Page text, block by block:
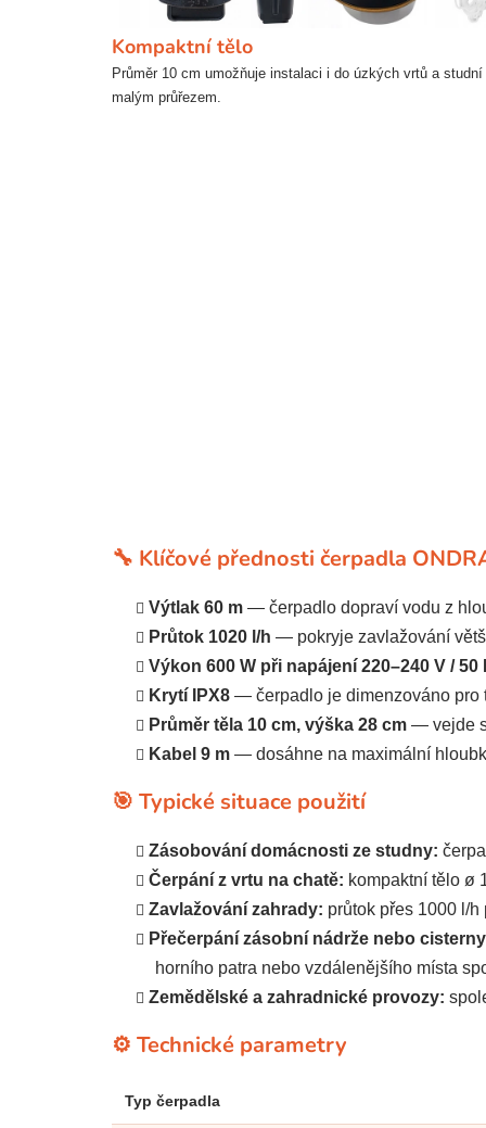
Kompaktní tělo
Průměr 10 cm umožňuje instalaci i do úzkých vrtů a studní
malým průřezem.
🔧 Klíčové přednosti čerpadla
Výtlak 60 m — čerpadlo dopraví vodu z
Průtok 1020 l/h — pokryje zavlažování
Výkon 600 W při napájení 220–240 V / 50
Krytí IPX8 — čerpadlo je dimenzováno pro
Průměr těla 10 cm, výška 28 cm — vejde
Kabel 9 m — dosáhne na maximální
🎯 Typické situace použití
Zásobování domácnosti ze studny:
Čerpání z vrtu na chatě: kompaktní tělo ø
Zavlažování zahrady: průtok přes 1000 l/
Přečerpání zásobní nádrže nebo
horního patra nebo vzdálenějšího místa
Zemědělské a zahradnické provozy:
⚙️ Technické parametry
Typ čerpadla